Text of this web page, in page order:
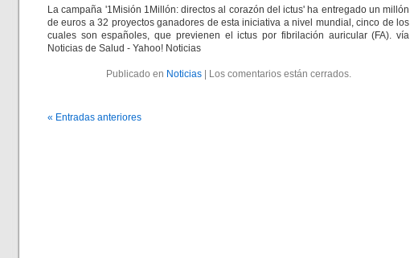
La campaña '1Misión 1Millón: directos al corazón del ictus' ha entregado un millón
de euros a 32 proyectos ganadores de esta iniciativa a nivel mundial, cinco de los
cuales son españoles, que previenen el ictus por fibrilación auricular (FA). vía
Noticias de Salud - Yahoo! Noticias
Publicado en Noticias| Los comentarios están cerrados.
« Entradas anteriores